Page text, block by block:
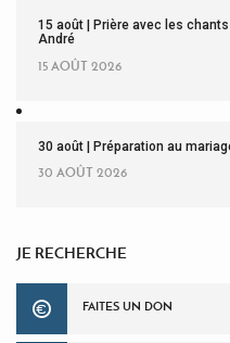
15 août | Prière avec les
André
15 AOÛT 2026
30 août | Préparation au
30 AOÛT 2026
JE RECHERCHE
FAITES UN DON